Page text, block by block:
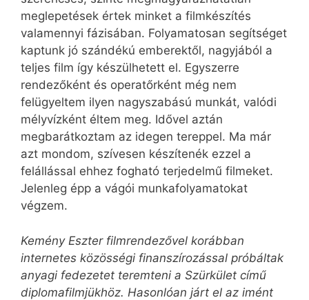
meglepetések értek minket a filmkészítés
valamennyi fázisában. Folyamatosan segítséget
kaptunk jó szándékú emberektől, nagyjából a
teljes film így készülhetett el. Egyszerre
rendezőként és operatőrként még nem
felügyeltem ilyen nagyszabású munkát, valódi
mélyvízként éltem meg. Idővel aztán
megbarátkoztam az idegen tereppel. Ma már
azt mondom, szívesen készítenék ezzel a
felállással ehhez fogható terjedelmű filmeket.
Jelenleg épp a vágói munkafolyamatokat
végzem.
Kemény Eszter filmrendezővel korábban
internetes közösségi finanszírozással próbáltak
anyagi fedezetet teremteni a Szürkület című
diplomafilmjükhöz. Hasonlóan járt el az imént